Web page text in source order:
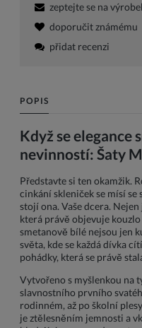
zeptejte se na
doporučit známému
přidat recenzi
POPIS
Když se elegance
nevinností: Šaty
Představte si ten okamžik.
cinkání skleniček se mísí
stojí ona. Vaše dcera.
která právě objevuje
smetanově bílé nejsou jen
světa, kde se každá dívka
pohádky, která se právě
Vytvořeno s myšlenkou na
slavnostního prvního
rodinném, až po školní
je ztělesněním jemnosti a